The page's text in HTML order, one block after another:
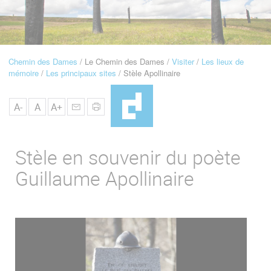
Navigation
Fil
Chemin des Dames Le Chemin des Dames Visiter
Les lieux de
mémoire
Les principaux sites Stèle Apollinaire
A- A A+
Stèle en souvenir du poète
Guillaume Apollinaire